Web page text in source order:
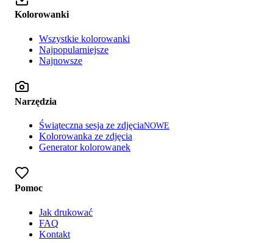
Kolorowanki
Wszystkie kolorowanki
Najpopularniejsze
Najnowsze
Narzędzia
Świąteczna sesja ze zdjęciaNOWE
Kolorowanka ze zdjęcia
Generator kolorowanek
Pomoc
Jak drukować
FAQ
Kontakt